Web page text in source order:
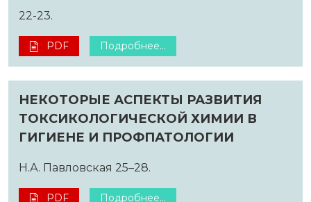
22-23.
PDF Подробнее...
НЕКОТОРЫЕ АСПЕКТЫ РАЗВИТИЯ
ТОКСИКОЛОГИЧЕСКОЙ ХИМИИ В
ГИГИЕНЕ И ПРОФПАТОЛОГИИ
Н.А. Павловская 25–28.
PDF Подробнее...